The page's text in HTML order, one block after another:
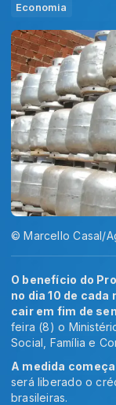
Economia
© Marcello Casal/
O benefício do
no dia 10 de
cair em fim de
feira (8) o
Social, Família e
A medida
será liberado o
brasileiras.